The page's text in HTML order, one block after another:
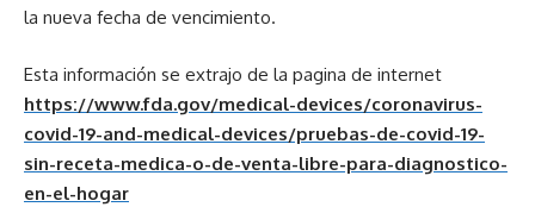
la nueva fecha de vencimiento.
Esta información se extrajo de la pagina de internet
https://www.fda.gov/medical-devices/coronavirus-
covid-19-and-medical-devices/pruebas-de-covid-19-
sin-receta-medica-o-de-venta-libre-para-diagnostico-
en-el-hogar